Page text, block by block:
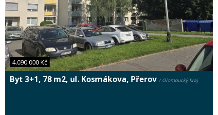
4.090.000 Kč
Byt 3+1, 78 m2, ul. Kosmákova, Přerov / Olomoucký kraj